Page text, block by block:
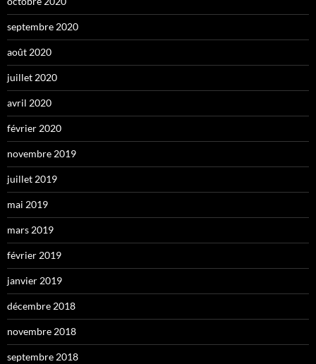
septembre 2020
août 2020
juillet 2020
avril 2020
février 2020
novembre 2019
juillet 2019
mai 2019
mars 2019
février 2019
janvier 2019
décembre 2018
novembre 2018
septembre 2018